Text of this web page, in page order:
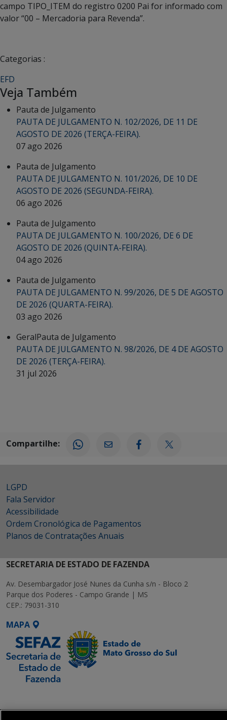
campo TIPO_ITEM do registro 0200 Pai for informado com
valor “00 – Mercadoria para Revenda”.
Categorias :
EFD
Veja Também
Pauta de Julgamento
PAUTA DE JULGAMENTO N. 102/2026, DE 11 DE
AGOSTO DE 2026 (TERÇA-FEIRA).
07 ago 2026
Pauta de Julgamento
PAUTA DE JULGAMENTO N. 101/2026, DE 10 DE
AGOSTO DE 2026 (SEGUNDA-FEIRA).
06 ago 2026
Pauta de Julgamento
PAUTA DE JULGAMENTO N. 100/2026, DE 6 DE
AGOSTO DE 2026 (QUINTA-FEIRA).
04 ago 2026
Pauta de Julgamento
PAUTA DE JULGAMENTO N. 99/2026, DE 5 DE AGOSTO
DE 2026 (QUARTA-FEIRA).
03 ago 2026
GeralPauta de Julgamento
PAUTA DE JULGAMENTO N. 98/2026, DE 4 DE AGOSTO
DE 2026 (TERÇA-FEIRA).
31 jul 2026
Compartilhe:
LGPD
Fala Servidor
Acessibilidade
Ordem Cronológica de Pagamentos
Planos de Contratações Anuais
SECRETARIA DE ESTADO DE FAZENDA
Av. Desembargador José Nunes da Cunha s/n - Bloco 2
Parque dos Poderes - Campo Grande | MS
CEP.: 79031-310
MAPA
Executiva de